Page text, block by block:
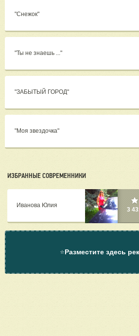
"Снежок"
"Ты не знаешь ..."
"ЗАБЫТЫЙ ГОРОД"
"Моя звездочка"
ИЗБРАННЫЕ СОВРЕМЕННИКИ
Иванова Юлия
3
⭐Разместите здесь